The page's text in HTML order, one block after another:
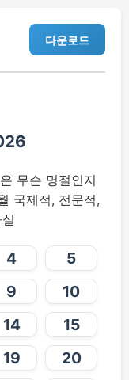
다운로드
무슨 명절인지
국제적, 전문적,
4
5
9
10
14
15
19
20